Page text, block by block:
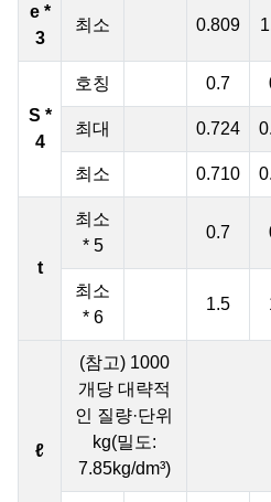
e *
3
최소 0.809
S *
4
호칭 0.7
최대 0.724
최소 0.710
t
최소
* 5
0.7
최소
* 6
1.5
ℓ
(참고) 1000
개당 대략적
인 질량·단위
kg(밀도:
7.85kg/dm³)